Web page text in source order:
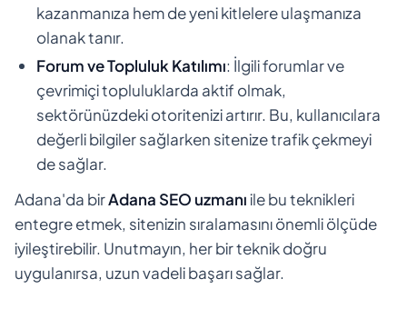
kazanmanıza hem de yeni kitlelere ulaşmanıza
olanak tanır.
Forum ve Topluluk Katılımı: İlgili forumlar ve
çevrimiçi topluluklarda aktif olmak,
sektörünüzdeki otoritenizi artırır. Bu, kullanıcılara
değerli bilgiler sağlarken sitenize trafik çekmeyi
de sağlar.
Adana'da birAdana SEO uzmanıile bu teknikleri
entegre etmek, sitenizin sıralamasını önemli ölçüde
iyileştirebilir. Unutmayın, her bir teknik doğru
uygulanırsa, uzun vadeli başarı sağlar.